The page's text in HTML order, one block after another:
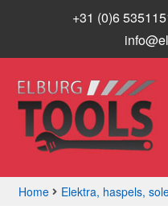
+31 (0)6
Ga
door
naar
navigatie
Ga
naar
inhoud
Home Elektra, haspels,